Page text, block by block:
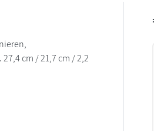
cm / 21,7 cm / 2,2